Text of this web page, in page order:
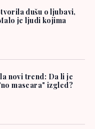
dušu o ljubavi,
je ljudi kojima
novi trend: Da li je
mascara" izgled?